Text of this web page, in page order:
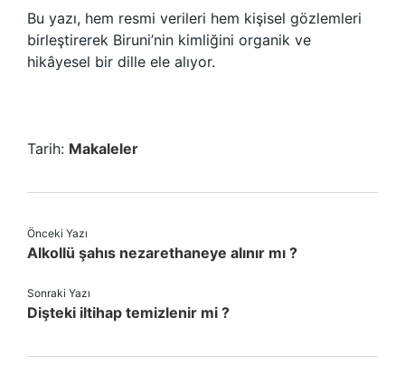
Bu yazı, hem resmi verileri hem kişisel gözlemleri
birleştirerek Biruni’nin kimliğini organik ve
hikâyesel bir dille ele alıyor.
Tarih: Makaleler
Önceki Yazı
Alkollü şahıs nezarethaneye alınır mı ?
Sonraki Yazı
Dişteki iltihap temizlenir mi ?